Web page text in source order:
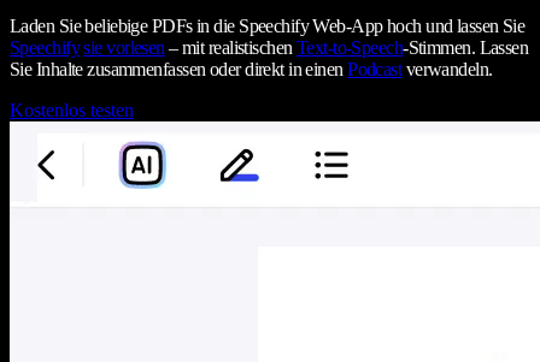
Laden Sie beliebige PDFs in die Speechify Web-App hoch und lassen Sie
Speechify sie vorlesen – mit realistischen Text-to-Speech-Stimmen. Lassen
Sie Inhalte zusammenfassen oder direkt in einenPodcastverwandeln.
Kostenlos testen